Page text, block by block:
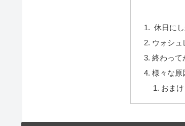
休日に
ウォシュ
終わって
様々な原
おまけ